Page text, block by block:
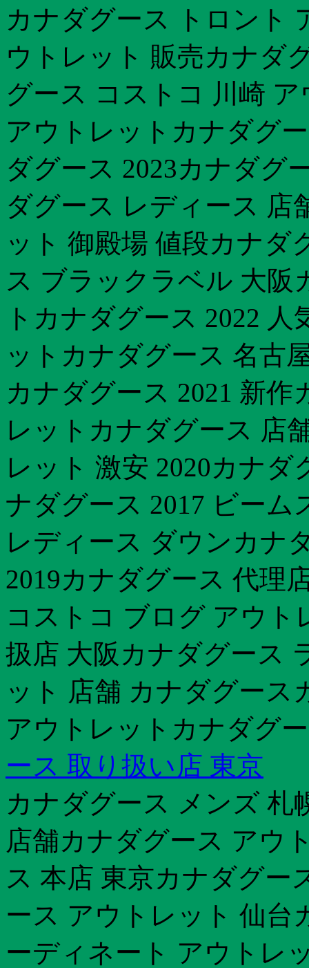
カナダグース トロント
ウトレット 販売カナダ
グース コストコ 川崎
アウトレットカナダグ
ダグース 2023カナダグ
ダグース レディース 店
ット 御殿場 値段カナダ
ス ブラックラベル 大阪
トカナダグース 2022
ットカナダグース 名古
カナダグース 2021 新作
レットカナダグース 店
レット 激安 2020カナ
ナダグース 2017 ビー
レディース ダウンカナ
2019カナダグース 代理
コストコ ブログ アウ
扱店 大阪カナダグース
ット 店舗 カナダグース
アウトレットカナダグ
ース 取り扱い店 東京
カナダグース メンズ 札
店舗カナダグース アウ
ス 本店 東京カナダグー
ース アウトレット 仙台
ーディネート アウトレ